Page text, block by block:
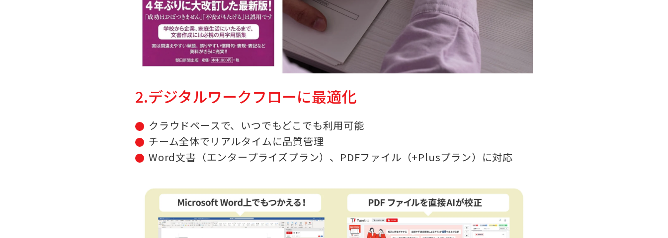
2.デジタルワークフローに最適化
クラウドベースで、いつでもどこでも利用可能
チーム全体でリアルタイムに品質管理
Word文書（エンタープライズプラン）、PDFファイル（+Plusプラン）に対応